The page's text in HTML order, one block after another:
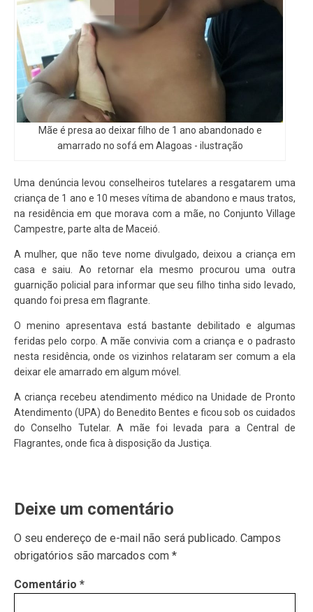
Mãe é presa ao deixar filho de 1 ano abandonado e
amarrado no sofá em Alagoas - ilustração
Uma denúncia levou conselheiros tutelares a resgatarem uma
criança de 1 ano e 10 meses vítima de abandono e maus tratos,
na residência em que morava com a mãe, no Conjunto Village
Campestre, parte alta de Maceió.
A mulher, que não teve nome divulgado, deixou a criança em
casa e saiu. Ao retornar ela mesmo procurou uma outra
guarnição policial para informar que seu filho tinha sido levado,
quando foi presa em flagrante.
O menino apresentava está bastante debilitado e algumas
feridas pelo corpo. A mãe convivia com a criança e o padrasto
nesta residência, onde os vizinhos relataram ser comum a ela
deixar ele amarrado em algum móvel.
A criança recebeu atendimento médico na Unidade de Pronto
Atendimento (UPA) do Benedito Bentes e ficou sob os cuidados
do Conselho Tutelar. A mãe foi levada para a Central de
Flagrantes, onde fica à disposição da Justiça.
Deixe um comentário
O seu endereço de e-mail não será publicado. Campos
obrigatórios são marcados com *
Comentário *